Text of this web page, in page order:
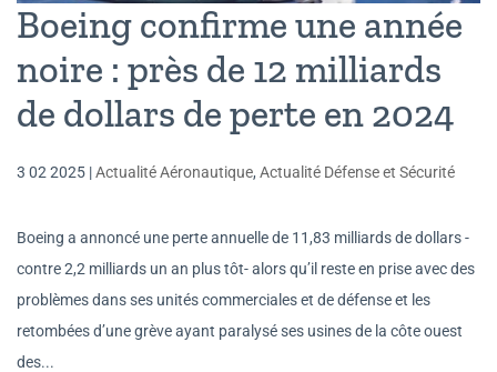
Boeing confirme une année
noire : près de 12 milliards
de dollars de perte en 2024
3 02 2025 |Actualité Aéronautique, Actualité Défense et Sécurité
Boeing a annoncé une perte annuelle de 11,83 milliards de dollars -
contre 2,2 milliards un an plus tôt- alors qu’il reste en prise avec des
problèmes dans ses unités commerciales et de défense et les
retombées d’une grève ayant paralysé ses usines de la côte ouest
des...